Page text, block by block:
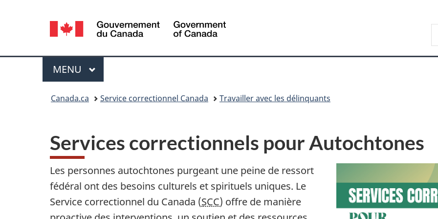
sujet
HTML
Sélection
de
la
langue
Canada
Menu
MENU PRINCIPAL
Canada.ca Service correctionnel Canada Travailler avec les délinquants
Services correctionnels pour Autochtones
Les personnes autochtones purgeant une peine de ressort
fédéral ont des besoins culturels et spirituels uniques. Le
Service correctionnel du Canada (SCC) offre de manière